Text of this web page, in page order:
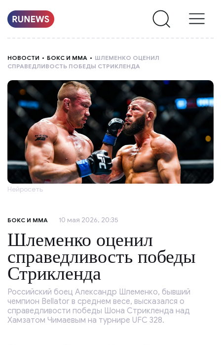
О
НАС
НОВОСТИ БОКС И ММА
ШЛЕМЕНКО ОЦЕНИЛ
СПРАВЕДЛИВОСТЬ ПОБЕДЫ СТРИКЛЕНДА
Нейросеть
БОКС И ММА 10 мая 2026, 20:35
Шлеменко оценил
справедливость победы
Стрикленда
Российский боец Александр Шлеменко, бывший
чемпион Bellator в среднем весе, высказался о
справедливости победы Шона Стрикленда над
Хамзатом Чимаевым на турнире UFC 328.